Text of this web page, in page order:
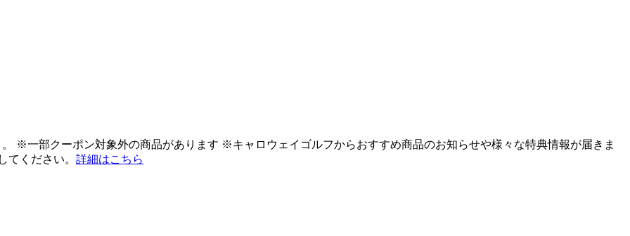
※一部クーポン対象外の商品があります ※キャロウェイゴルフからおすすめ商品のお知らせや様々な特典情報が届きま
てください。 詳細はこちら